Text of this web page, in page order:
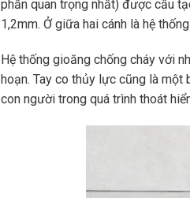
phần quan trọng nhất) được cấu
1,2mm. Ở giữa hai cánh là hệ
Hệ thống gioăng chống cháy với
hoạn. Tay co thủy lực cũng là
con người trong quá trình thoát